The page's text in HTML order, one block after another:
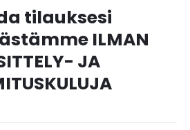
tilauksesi
ILMAN
JA